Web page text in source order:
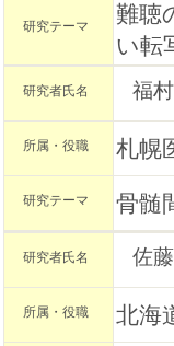
研究テーマ
難聴
い転
研究者氏名 福
所属・役職 札幌
研究テーマ 骨髄
研究者氏名 佐
所属・役職 北海